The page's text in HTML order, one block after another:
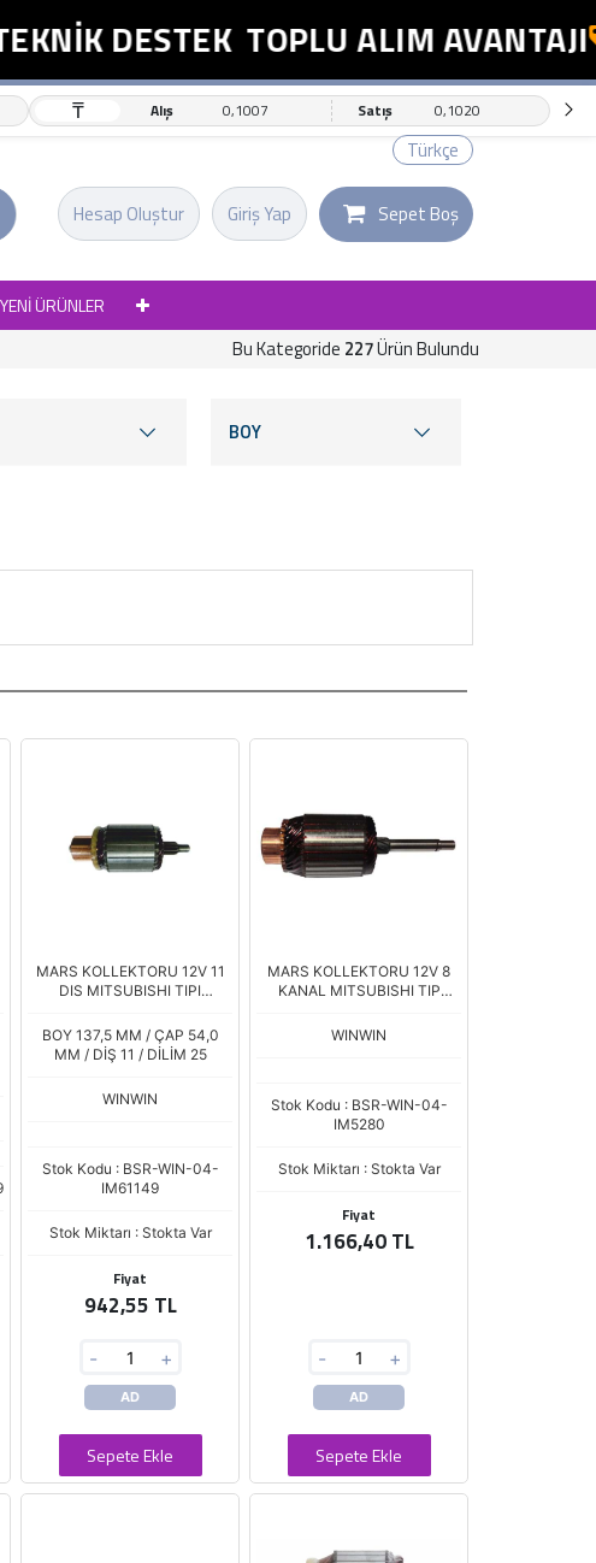
DESTEK TOPLU ALIM AVANTAJI
₸ Alış 0,1007 Satış 0,1020
Türkçe
Giriş Yap
Hesap Oluştur Sepet Boş
YENİ ÜRÜNLER
Bu Kategoride 227Ürün Bulundu
BOY
MARS KOLLEKTORU 12V 11
DIS MITSUBISHI TIPI
PEUGEOT PARTNER BOXER
BOY 137,5 MM / ÇAP 54,0
MM / DİŞ 11 / DİLİM 25
WINWIN
Stok Kodu : BSR-WIN-04-
IM61149
Stok Miktarı : Stokta Var
Fiyat
942,55 TL
- +
AD
Sepete Ekle
MARS KOLLEKTORU 12V 8
KANAL MITSUBISHI TIP
180mm
WINWIN
Stok Kodu : BSR-WIN-04-
IM5280
Stok Miktarı : Stokta Var
Fiyat
1.166,40 TL
- +
AD
Sepete Ekle